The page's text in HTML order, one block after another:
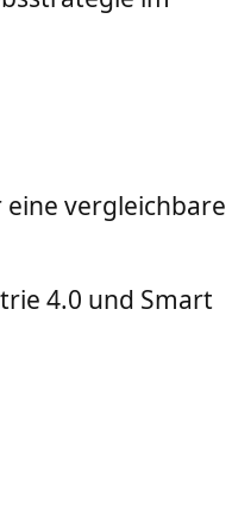
vergleichbare
4.0 und Smart